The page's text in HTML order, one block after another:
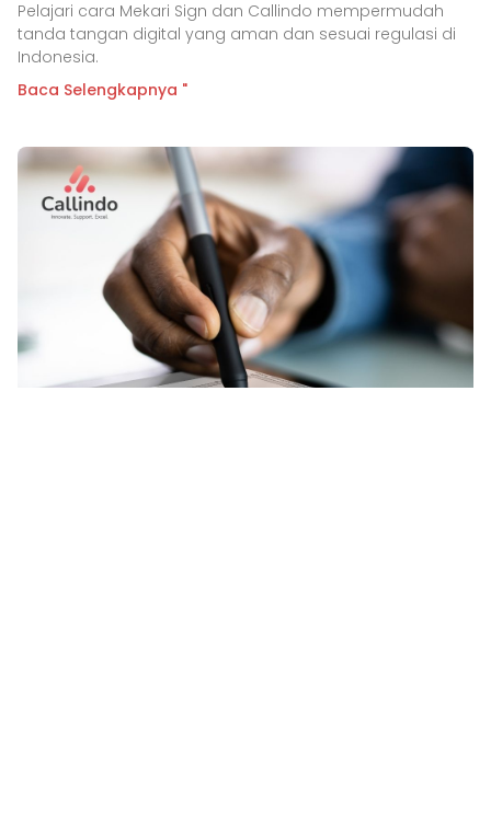
Pelajari cara Mekari Sign dan Callindo mempermudah
tanda tangan digital yang aman dan sesuai regulasi di
Indonesia.
Baca Selengkapnya "